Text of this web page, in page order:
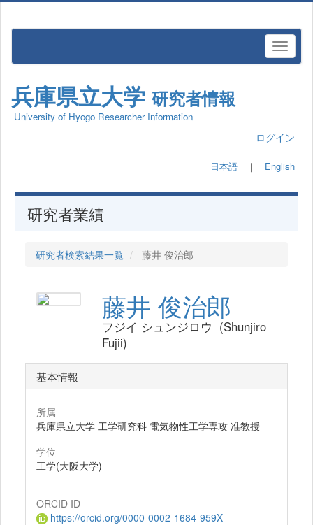
兵庫県立大学 研究者情報
University of Hyogo Researcher Information
ログイン
日本語 ｜ English
研究者業績
研究者検索結果一覧 藤井 俊治郎
藤井 俊治郎
フジイ シュンジロウ (Shunjiro
Fujii)
基本情報
所属
兵庫県立大学 工学研究科 電気物性工学専攻 准教授
学位
工学(大阪大学)
ORCID ID
https://orcid.org/0000-0002-1684-959X